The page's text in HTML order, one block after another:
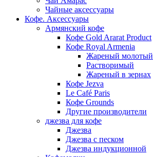
Чайные аксессуары
Кофе. Аксессуары
Армянский кофе
Кофе Gold Ararat Product
Кофе Royal Armenia
Жареный молотый
Растворимый
Жареный в зернах
Кофе Jezva
Le Café Paris
Кофе Grounds
Другие производители
джезва для кофе
Джезва
Джезва с песком
Джезва индукционной